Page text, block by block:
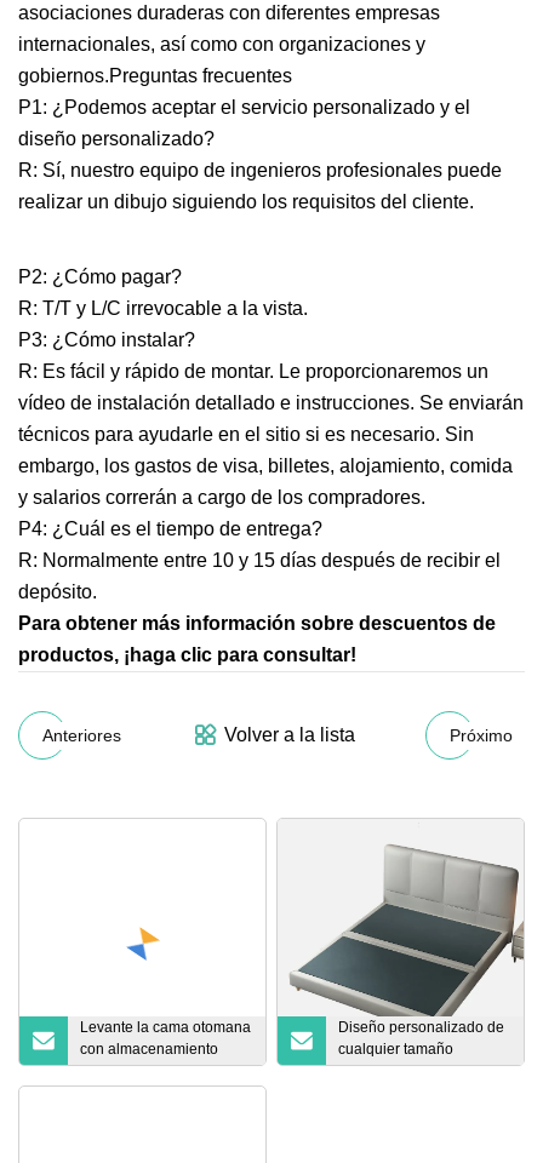
asociaciones duraderas con diferentes empresas
internacionales, así como con organizaciones y
gobiernos.Preguntas frecuentes
P1: ¿Podemos aceptar el servicio personalizado y el
diseño personalizado?
R: Sí, nuestro equipo de ingenieros profesionales puede
realizar un dibujo siguiendo los requisitos del cliente.
P2: ¿Cómo pagar?
R: T/T y L/C irrevocable a la vista.
P3: ¿Cómo instalar?
R: Es fácil y rápido de montar. Le proporcionaremos un
vídeo de instalación detallado e instrucciones. Se enviarán
técnicos para ayudarle en el sitio si es necesario. Sin
embargo, los gastos de visa, billetes, alojamiento, comida
y salarios correrán a cargo de los compradores.
P4: ¿Cuál es el tiempo de entrega?
R: Normalmente entre 10 y 15 días después de recibir el
depósito.
Para obtener más información sobre descuentos de
productos, ¡haga clic para consultar!
Anteriores Volver a la lista Próximo
Levante la cama otomana
con almacenamiento
Cama tapizada de tela
Diseño personalizado de
cualquier tamaño
disponible, marco de